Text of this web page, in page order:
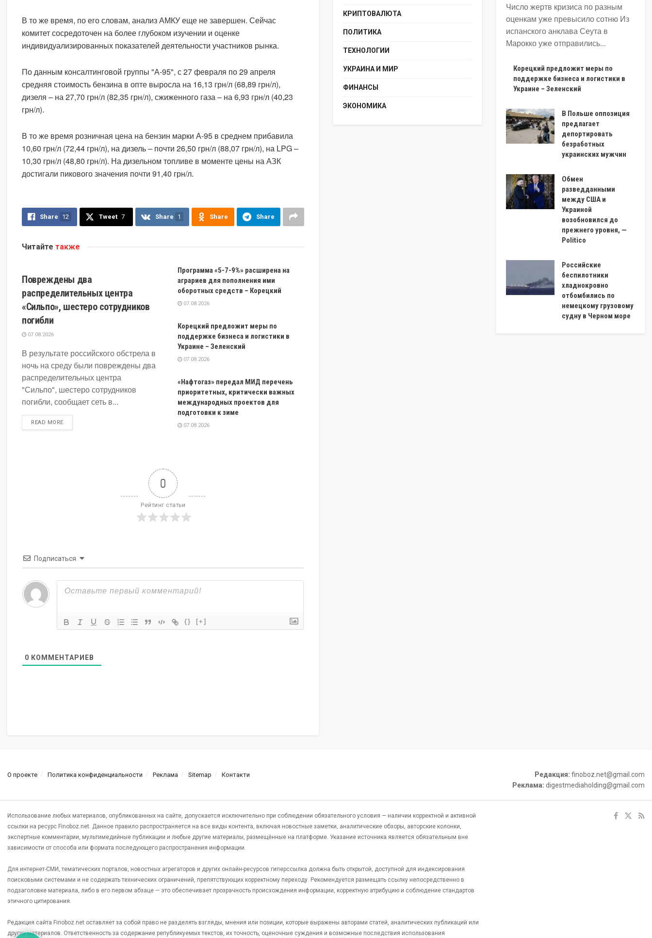
В то же время, по его словам, анализ АМКУ еще не завершен. Сейчас
комитет сосредоточен на более глубоком изучении и оценке
индивидуализированных показателей деятельности участников рынка.
По данным консалтинговой группы "А-95", с 27 февраля по 29 апреля
средняя стоимость бензина в опте выросла на 16,13 грн/л (68,89 грн/л),
дизеля – на 27,70 грн/л (82,35 грн/л), сжиженного газа – на 6,93 грн/л (40,23
грн/л).
В то же время розничная цена на бензин марки А-95 в среднем прибавила
10,60 грн/л (72,44 грн/л), на дизель – почти 26,50 грн/л (88,07 грн/л), на LPG –
10,30 грн/л (48,80 грн/л). На дизельном топливе в моменте цены на АЗК
достигали пикового значения почти 91,40 грн/л.
Share 12 Tweet 7 Share 1 Share Share
Читайте также
Повреждены два
распределительных центра
«Сильпо», шестеро сотрудников
погибли
07.08.2026
В результате российского обстрела в
ночь на среду были повреждены два
распределительных центра
"Сильпо", шестеро сотрудников
погибли, сообщает сеть в...
READ MOREDETAILS
Программа «5-7-9%» расширена на
аграриев для пополнения ими
оборотных средств – Корецкий
07.08.2026
Корецкий предложит меры по
поддержке бизнеса и логистики в
Украине – Зеленский
07.08.2026
«Нафтогаз» передал МИД перечень
приоритетных, критически важных
международных проектов для
подготовки к зиме
07.08.2026
0
Рейтинг статьи
Подписаться
{} [+]
0 КОММЕНТАРИЕВ
КРИПТОВАЛЮТА
ПОЛИТИКА
ТЕХНОЛОГИИ
УКРАИНА И МИР
ФИНАНСЫ
ЭКОНОМИКА
Число жертв кризиса по разным
оценкам уже превысило сотню Из
испанского анклава Сеута в
Марокко уже отправились...
Корецкий предложит меры по
поддержке бизнеса и логистики в
Украине – Зеленский
В Польше оппозиция
предлагает
депортировать
безработных
украинских мужчин
Обмен
разведданными
между США и
Украиной
возобновился до
прежнего уровня, —
Politico
Российские
беспилотники
хладнокровно
отбомбились по
немецкому грузовому
судну в Черном море
О проекте Политика конфиденциальности Реклама Sitemap Контакти Редакция: finoboz.net@gmail.com
Реклама: digestmediaholding@gmail.com
Использование любых материалов, опубликованных на сайте, допускается исключительно при соблюдении обязательного условия — наличии корректной и активной
ссылки на ресурс Finoboz.net. Данное правило распространяется на все виды контента, включая новостные заметки, аналитические обзоры, авторские колонки,
экспертные комментарии, мультимедийные публикации и любые другие материалы, размещённые на платформе. Указание источника является обязательным вне
зависимости от способа или формата последующего распространения информации.
Для интернет-СМИ, тематических порталов, новостных агрегаторов и других онлайн-ресурсов гиперссылка должна быть открытой, доступной для индексирования
поисковыми системами и не содержать технических ограничений, препятствующих корректному переходу. Рекомендуется размещать ссылку непосредственно в
подзаголовке материала, либо в его первом абзаце — это обеспечивает прозрачность происхождения информации, корректную атрибуцию и соблюдение стандартов
этичного цитирования.
Редакция сайта Finoboz.net оставляет за собой право не разделять взгляды, мнения или позиции, которые выражены авторами статей, аналитических публикаций или
других материалов. Ответственность за содержание републикуемых текстов, их точность, оценочные суждения и возможные последствия использования